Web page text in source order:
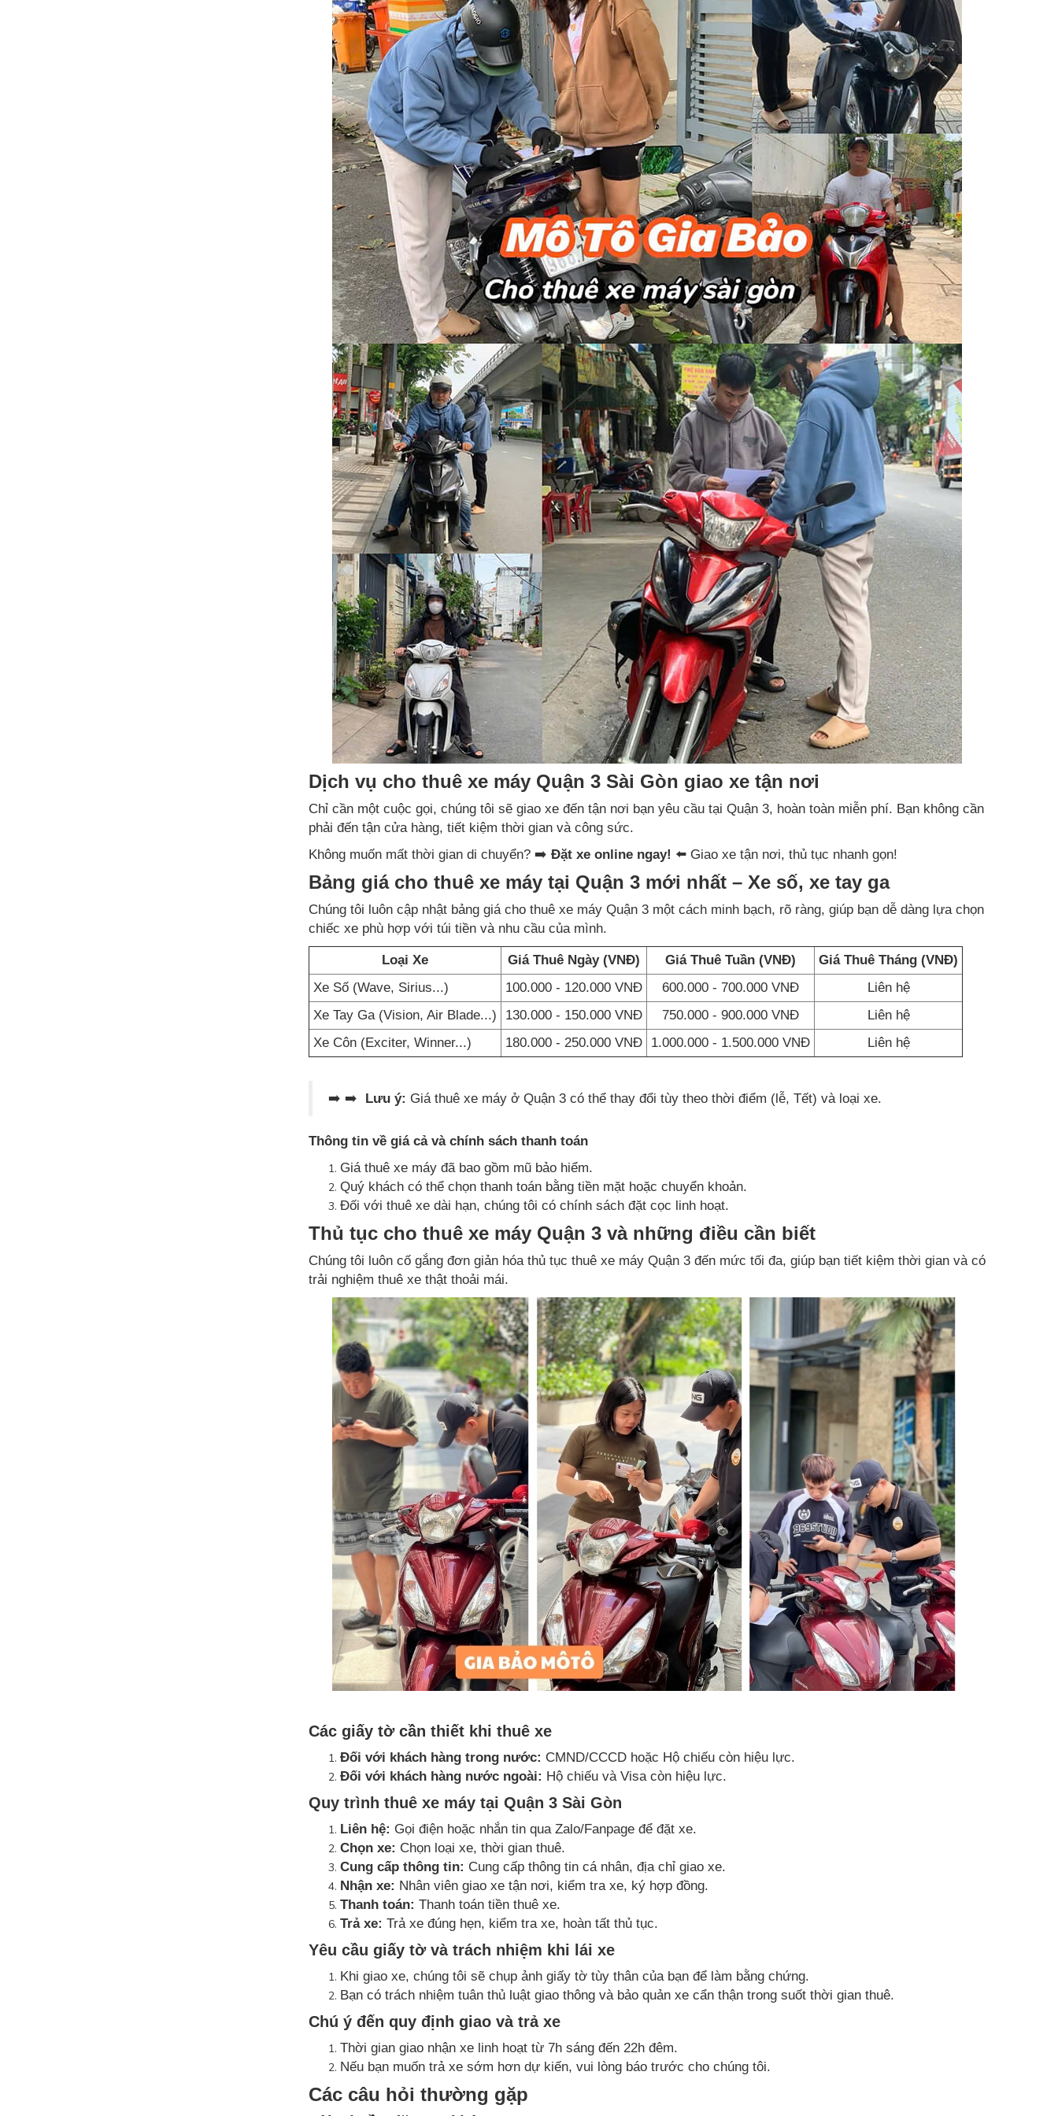
Dịch vụ cho thuê xe máy Quận 3 Sài Gòn giao xe tận nơi
Chỉ cần một cuộc gọi, chúng tôi sẽ giao xe đến tận nơi bạn yêu cầu tại Quận 3, hoàn toàn miễn phí. Bạn không cần
phải đến tận cửa hàng, tiết kiệm thời gian và công sức.
Không muốn mất thời gian di chuyển? ➡️ Đặt xe online ngay! ⬅️ Giao xe tận nơi, thủ tục nhanh gọn!
Bảng giá cho thuê xe máy tại Quận 3 mới nhất – Xe số, xe tay ga
Chúng tôi luôn cập nhật bảng giá cho thuê xe máy Quận 3 một cách minh bạch, rõ ràng, giúp bạn dễ dàng lựa chọn
chiếc xe phù hợp với túi tiền và nhu cầu của mình.
Loại Xe Giá Thuê Ngày (VNĐ) Giá Thuê Tuần (VNĐ)
Giá Thuê Tháng (VNĐ)
Xe Số (Wave, Sirius...)
100.000 - 120.000 VNĐ 600.000 - 700.000 VNĐ
Liên hệ
Xe Tay Ga (Vision, Air Blade...)
130.000 - 150.000 VNĐ 750.000 - 900.000 VNĐ
Liên hệ
Xe Côn (Exciter, Winner...)
180.000 - 250.000 VNĐ 1.000.000 - 1.500.000 VNĐ Liên hệ
➡️ ➡️ Lưu ý: Giá thuê xe máy ở Quận 3 có thể thay đổi tùy theo thời điểm (lễ, Tết) và loại xe.
Thông tin về giá cả và chính sách thanh toán
Giá thuê xe máy đã bao gồm mũ bảo hiểm.
Quý khách có thể chọn thanh toán bằng tiền mặt hoặc chuyển khoản.
Đối với thuê xe dài hạn, chúng tôi có chính sách đặt cọc linh hoạt.
Thủ tục cho thuê xe máy Quận 3 và những điều cần biết
Chúng tôi luôn cố gắng đơn giản hóa thủ tục thuê xe máy Quận 3 đến mức tối đa, giúp bạn tiết kiệm thời gian và có
trải nghiệm thuê xe thật thoải mái.
Các giấy tờ cần thiết khi thuê xe
Đối với khách hàng trong nước: CMND/CCCD hoặc Hộ chiếu còn hiệu lực.
Đối với khách hàng nước ngoài: Hộ chiếu và Visa còn hiệu lực.
Quy trình thuê xe máy tại Quận 3 Sài Gòn
Liên hệ: Gọi điện hoặc nhắn tin qua Zalo/Fanpage để đặt xe.
Chọn xe: Chọn loại xe, thời gian thuê.
Cung cấp thông tin: Cung cấp thông tin cá nhân, địa chỉ giao xe.
Nhận xe: Nhân viên giao xe tận nơi, kiểm tra xe, ký hợp đồng.
Thanh toán: Thanh toán tiền thuê xe.
Trả xe: Trả xe đúng hẹn, kiểm tra xe, hoàn tất thủ tục.
Yêu cầu giấy tờ và trách nhiệm khi lái xe
Khi giao xe, chúng tôi sẽ chụp ảnh giấy tờ tùy thân của bạn để làm bằng chứng.
Bạn có trách nhiệm tuân thủ luật giao thông và bảo quản xe cẩn thận trong suốt thời gian thuê.
Chú ý đến quy định giao và trả xe
Thời gian giao nhận xe linh hoạt từ 7h sáng đến 22h đêm.
Nếu bạn muốn trả xe sớm hơn dự kiến, vui lòng báo trước cho chúng tôi.
Các câu hỏi thường gặp